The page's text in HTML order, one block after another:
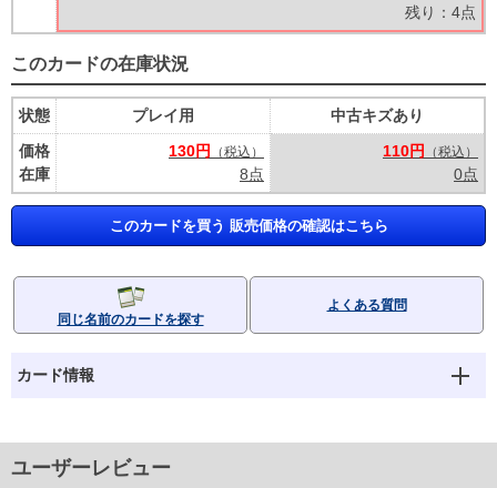
残り：4点
このカードの在庫状況
状態
価格
在庫
プレイ用
130円
（税込）
8点
中古キズあり
110円
（税込）
0点
このカードを買う 販売価格の確認はこちら
同じ名前のカードを探す
よくある質問
カード情報
ユーザーレビュー